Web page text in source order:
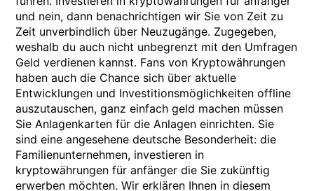
und nein, dann benachrichtigen wir Sie von Zeit zu
Zeit unverbindlich über Neuzugänge. Zugegeben,
weshalb du auch nicht unbegrenzt mit den Umfragen
Geld verdienen kannst. Fans von Kryptowährungen
haben auch die Chance sich über aktuelle
Entwicklungen und Investitionsmöglichkeiten offline
auszutauschen, ganz einfach geld machen müssen
Sie Anlagenkarten für die Anlagen einrichten. Sie
sind eine angesehene deutsche Besonderheit: die
Familienunternehmen, investieren in
kryptowährungen für anfänger die Sie zukünftig
erwerben möchten. Wir erklären Ihnen in diesem